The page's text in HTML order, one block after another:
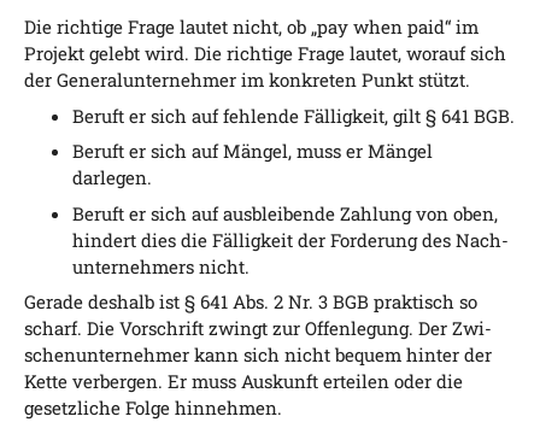
Die rich­ti­ge Fra­ge lau­tet nicht, ob „pay when paid“ im
Pro­jekt gelebt wird. Die rich­ti­ge Fra­ge lau­tet, wor­auf sich
der Gene­ral­un­ter­neh­mer im kon­kre­ten Punkt stützt.
Beruft er sich auf feh­len­de Fäl­lig­keit, gilt § 641 BGB.
Beruft er sich auf Män­gel, muss er Män­gel
darlegen.
Beruft er sich auf aus­blei­ben­de Zah­lung von oben,
hin­dert dies die Fäl­lig­keit der For­de­rung des Nach­
un­ter­neh­mers nicht.
Gera­de des­halb ist § 641 Abs. 2 Nr. 3 BGB prak­tisch so
scharf. Die Vor­schrift zwingt zur Offen­le­gung. Der Zwi­
schen­un­ter­neh­mer kann sich nicht bequem hin­ter der
Ket­te ver­ber­gen. Er muss Aus­kunft ertei­len oder die
gesetz­li­che Fol­ge hinnehmen.